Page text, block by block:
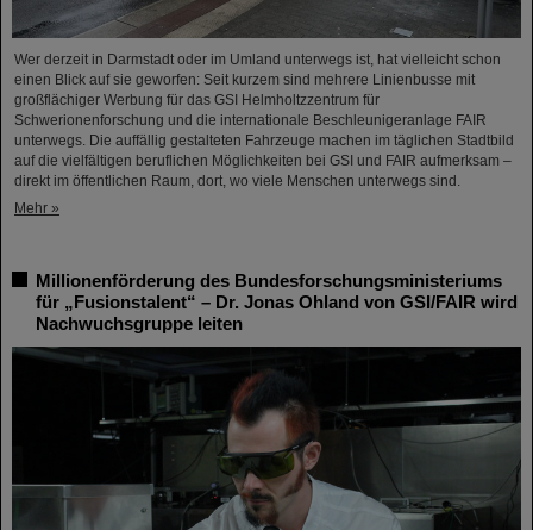
Wer derzeit in Darmstadt oder im Umland unterwegs ist, hat vielleicht schon
einen Blick auf sie geworfen: Seit kurzem sind mehrere Linienbusse mit
großflächiger Werbung für das GSI Helmholtzzentrum für
Schwerionenforschung und die internationale Beschleunigeranlage FAIR
unterwegs. Die auffällig gestalteten Fahrzeuge machen im täglichen Stadtbild
auf die vielfältigen beruflichen Möglichkeiten bei GSI und FAIR aufmerksam –
direkt im öffentlichen Raum, dort, wo viele Menschen unterwegs sind.
Mehr »
Millionenförderung des Bundesforschungsministeriums
für „Fusionstalent“ – Dr. Jonas Ohland von GSI/FAIR wird
Nachwuchsgruppe leiten